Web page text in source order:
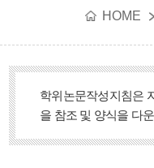
HOME
학위논문작성지침은
을 참조 및 양식을 다